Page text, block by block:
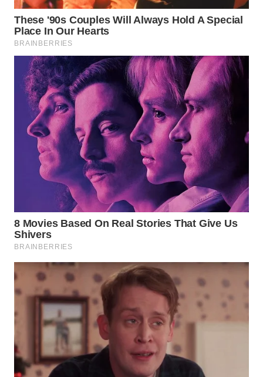
TAPANULI
TENGAH
SERDANG
WN
TEBING
TINGGI
WN
PAKPAK
KARAWANG
WN
BEKASI
WN
BOGOR
WN